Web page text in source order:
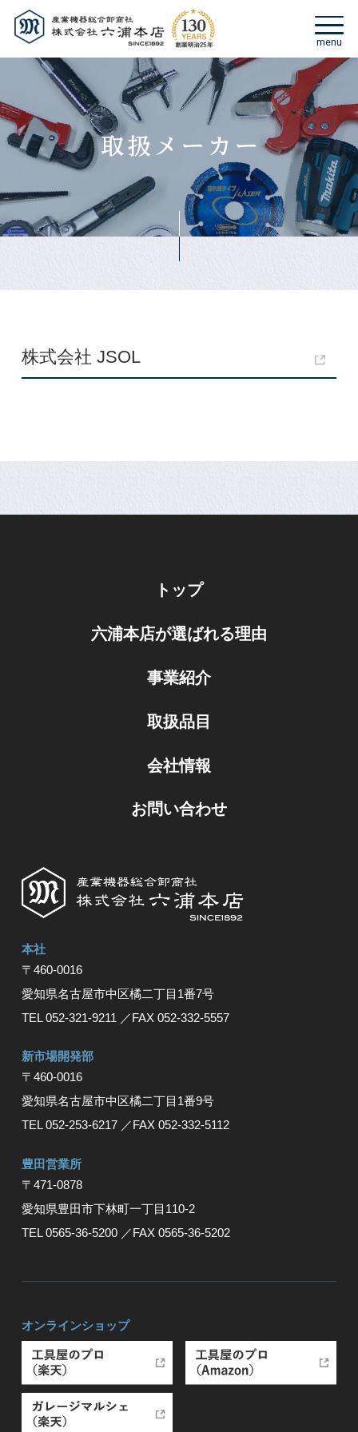
株式会社 JSOL
トップ
六浦本店が選ばれる理由
事業紹介
取扱品目
会社情報
お問い合わせ
本社
〒460-0016
愛知県名古屋市中区橘⼆丁⽬1番7号
TEL 052-321-9211 ／FAX 052-332-5557
新市場開発部
〒460-0016
愛知県名古屋市中区橘二丁目1番9号
TEL 052-253-6217 ／FAX 052-332-5112
豊⽥営業所
〒471-0878
愛知県豊⽥市下林町⼀丁⽬110-2
TEL 0565-36-5200 ／FAX 0565-36-5202
オンラインショップ